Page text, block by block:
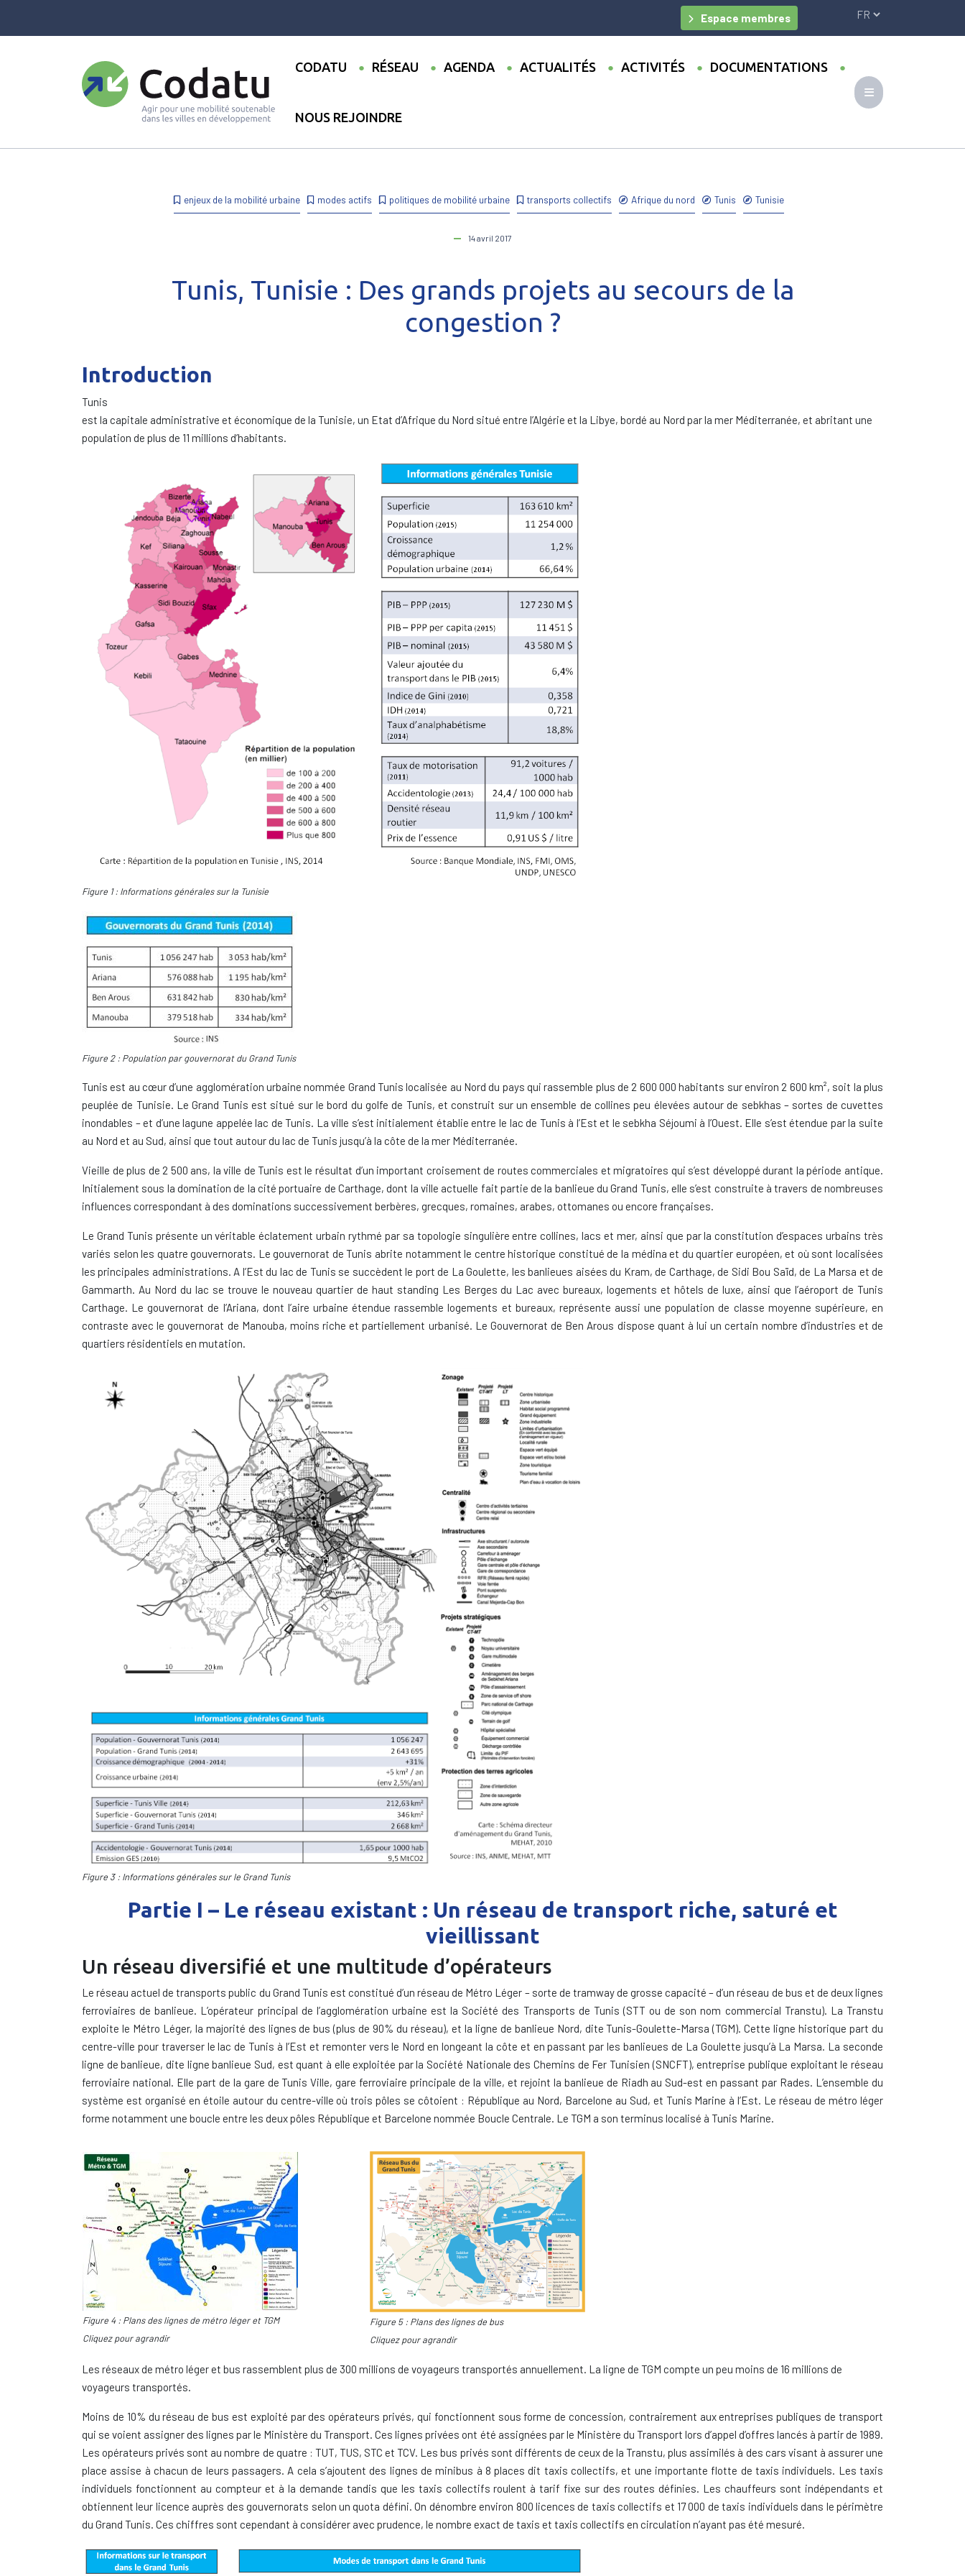
Espace membres
CODATU RÉSEAU AGENDA ACTUALITÉS ACTIVITÉS DOCUMENTATIONS
NOUS REJOINDRE
enjeux de la mobilité urbaine modes actifs politiques de mobilité urbaine transports collectifs Afrique du nord Tunis Tunisie
14 avril 2017
Tunis, Tunisie : Des grands projets au secours de la
congestion ?
Introduction
Tunis
est la capitale administrative et économique de la Tunisie, un Etat d’Afrique du Nord situé entre l’Algérie et la Libye, bordé au Nord par la mer Méditerranée, et abritant une
population de plus de 11 millions d’habitants.
Figure 1 : Informations générales sur la Tunisie
Figure 2 : Population par gouvernorat du Grand Tunis
Tunis est au cœur d’une agglomération urbaine nommée Grand Tunis localisée au Nord du pays qui rassemble plus de 2 600 000 habitants sur environ 2 600 km², soit la plus
peuplée de Tunisie. Le Grand Tunis est situé sur le bord du golfe de Tunis, et construit sur un ensemble de collines peu élevées autour de sebkhas – sortes de cuvettes
inondables – et d’une lagune appelée lac de Tunis. La ville s’est initialement établie entre le lac de Tunis à l’Est et le sebkha Séjoumi à l’Ouest. Elle s’est étendue par la suite
au Nord et au Sud, ainsi que tout autour du lac de Tunis jusqu’à la côte de la mer Méditerranée.
Vieille de plus de 2 500 ans, la ville de Tunis est le résultat d’un important croisement de routes commerciales et migratoires qui s’est développé durant la période antique.
Initialement sous la domination de la cité portuaire de Carthage, dont la ville actuelle fait partie de la banlieue du Grand Tunis, elle s’est construite à travers de nombreuses
influences correspondant à des dominations successivement berbères, grecques, romaines, arabes, ottomanes ou encore françaises.
Le Grand Tunis présente un véritable éclatement urbain rythmé par sa topologie singulière entre collines, lacs et mer, ainsi que par la constitution d’espaces urbains très
variés selon les quatre gouvernorats. Le gouvernorat de Tunis abrite notamment le centre historique constitué de la médina et du quartier européen, et où sont localisées
les principales administrations. A l’Est du lac de Tunis se succèdent le port de La Goulette, les banlieues aisées du Kram, de Carthage, de Sidi Bou Saïd, de La Marsa et de
Gammarth. Au Nord du lac se trouve le nouveau quartier de haut standing Les Berges du Lac avec bureaux, logements et hôtels de luxe, ainsi que l’aéroport de Tunis
Carthage. Le gouvernorat de l’Ariana, dont l’aire urbaine étendue rassemble logements et bureaux, représente aussi une population de classe moyenne supérieure, en
contraste avec le gouvernorat de Manouba, moins riche et partiellement urbanisé. Le Gouvernorat de Ben Arous dispose quant à lui un certain nombre d’industries et de
quartiers résidentiels en mutation.
Figure 3 : Informations générales sur le Grand Tunis
Partie I – Le réseau existant : Un réseau de transport riche, saturé et
vieillissant
Un réseau diversifié et une multitude d’opérateurs
Le réseau actuel de transports public du Grand Tunis est constitué d’un réseau de Métro Léger – sorte de tramway de grosse capacité – d’un réseau de bus et de deux lignes
ferroviaires de banlieue. L’opérateur principal de l’agglomération urbaine est la Société des Transports de Tunis (STT ou de son nom commercial Transtu). La Transtu
exploite le Métro Léger, la majorité des lignes de bus (plus de 90% du réseau), et la ligne de banlieue Nord, dite Tunis-Goulette-Marsa (TGM). Cette ligne historique part du
centre-ville pour traverser le lac de Tunis à l’Est et remonter vers le Nord en longeant la côte et en passant par les banlieues de La Goulette jusqu’à La Marsa. La seconde
ligne de banlieue, dite ligne banlieue Sud, est quant à elle exploitée par la Société Nationale des Chemins de Fer Tunisien (SNCFT), entreprise publique exploitant le réseau
ferroviaire national. Elle part de la gare de Tunis Ville, gare ferroviaire principale de la ville, et rejoint la banlieue de Riadh au Sud-est en passant par Rades. L’ensemble du
système est organisé en étoile autour du centre-ville où trois pôles se côtoient : République au Nord, Barcelone au Sud, et Tunis Marine à l’Est. Le réseau de métro léger
forme notamment une boucle entre les deux pôles République et Barcelone nommée Boucle Centrale. Le TGM a son terminus localisé à Tunis Marine.
Figure 4 : Plans des lignes de métro léger et TGM
Cliquez pour agrandir
Figure 5 : Plans des lignes de bus
Cliquez pour agrandir
Les réseaux de métro léger et bus rassemblent plus de 300 millions de voyageurs transportés annuellement. La ligne de TGM compte un peu moins de 16 millions de
voyageurs transportés.
Moins de 10% du réseau de bus est exploité par des opérateurs privés, qui fonctionnent sous forme de concession, contrairement aux entreprises publiques de transport
qui se voient assigner des lignes par le Ministère du Transport. Ces lignes privées ont été assignées par le Ministère du Transport lors d’appel d’offres lancés à partir de 1989.
Les opérateurs privés sont au nombre de quatre : TUT, TUS, STC et TCV. Les bus privés sont différents de ceux de la Transtu, plus assimilés à des cars visant à assurer une
place assise à chacun de leurs passagers. A cela s’ajoutent des lignes de minibus à 8 places dit taxis collectifs, et une importante flotte de taxis individuels. Les taxis
individuels fonctionnent au compteur et à la demande tandis que les taxis collectifs roulent à tarif fixe sur des routes définies. Les chauffeurs sont indépendants et
obtiennent leur licence auprès des gouvernorats selon un quota défini. On dénombre environ 800 licences de taxis collectifs et 17 000 de taxis individuels dans le périmètre
du Grand Tunis. Ces chiffres sont cependant à considérer avec prudence, le nombre exact de taxis et taxis collectifs en circulation n’ayant pas été mesuré.